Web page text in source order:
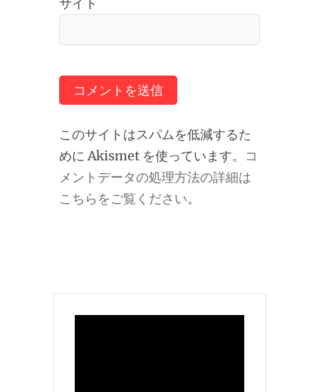
サイト
このサイトはスパムを低減するた
めに Akismet を使っています。 コ
メントデータの処理方法の詳細は
こちらをご覧ください。